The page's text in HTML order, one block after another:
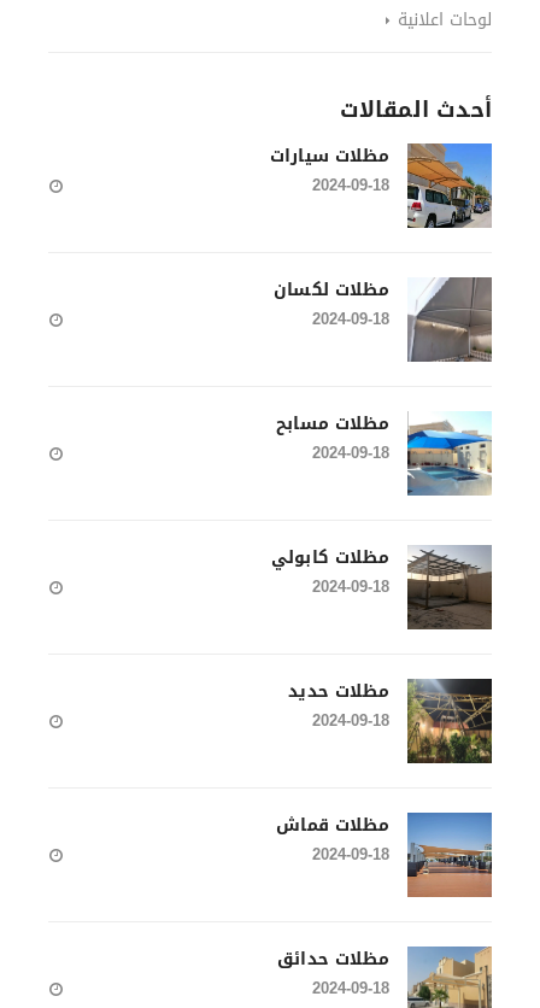
لوحات اعلانية
أحدث المقالات
مظلات سيارات
2024-09-18
مظلات لكسان
2024-09-18
مظلات مسابح
2024-09-18
مظلات كابولي
2024-09-18
مظلات حديد
2024-09-18
مظلات قماش
2024-09-18
مظلات حدائق
2024-09-18